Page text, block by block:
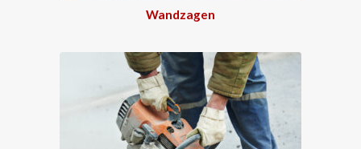
Wandzagen